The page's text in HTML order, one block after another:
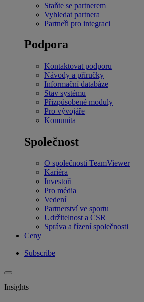
Staňte se partnerem
Vyhledat partnera
Partneři pro integraci
Podpora
Kontaktovat podporu
Návody a příručky
Informační databáze
Stav systému
Přizpůsobené moduly
Pro vývojáře
Komunita
Společnost
O společnosti TeamViewer
Kariéra
Investoři
Pro média
Vedení
Partnerství ve sportu
Udržitelnost a CSR
Správa a řízení společnosti
Ceny
Subscribe
Insights